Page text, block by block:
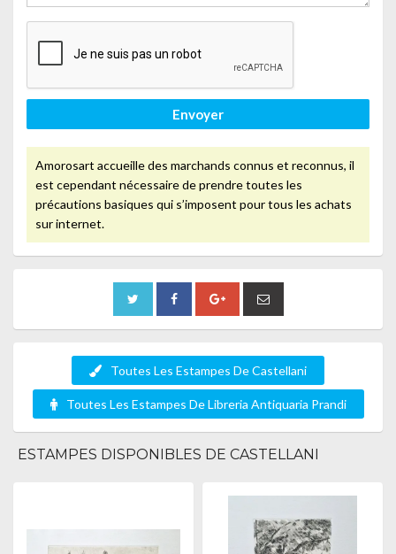
Envoyer
Amorosart accueille des marchands connus et reconnus, il
est cependant nécessaire de prendre toutes les
précautions basiques qui s’imposent pour tous les achats
sur internet.
Toutes Les Estampes De Castellani
Toutes Les Estampes De Libreria Antiquaria Prandi
ESTAMPES DISPONIBLES DE CASTELLANI